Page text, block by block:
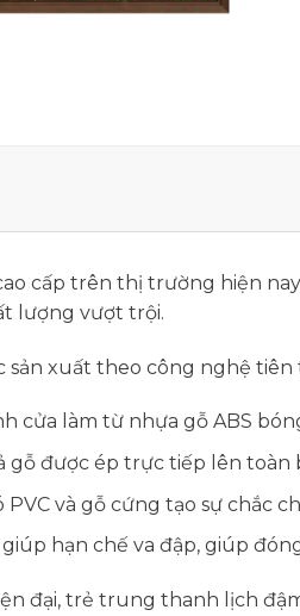
cấp trên thị trường hiện
lượng vượt trội.
sản xuất theo công nghệ
cửa làm từ nhựa gỗ ABS
gỗ được ép trực tiếp lên
PVC và gỗ cứng tạo sự chắc
giúp hạn chế va đập, giúp
đại, trẻ trung thanh lịch